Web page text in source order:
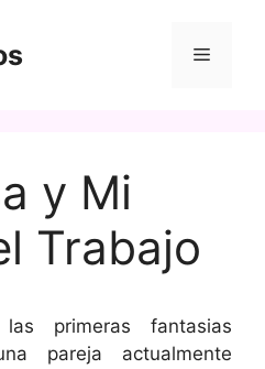
Menú
y Mi
Trabajo
primeras fantasias
pareja actualmente